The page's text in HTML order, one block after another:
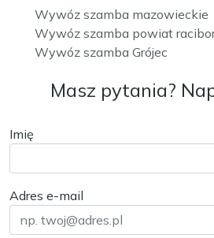
Wywóz szamba mazowieckie
Wywóz szamba powiat
Wywóz szamba Grójec
Masz pytania?
Imię
Adres e-mail